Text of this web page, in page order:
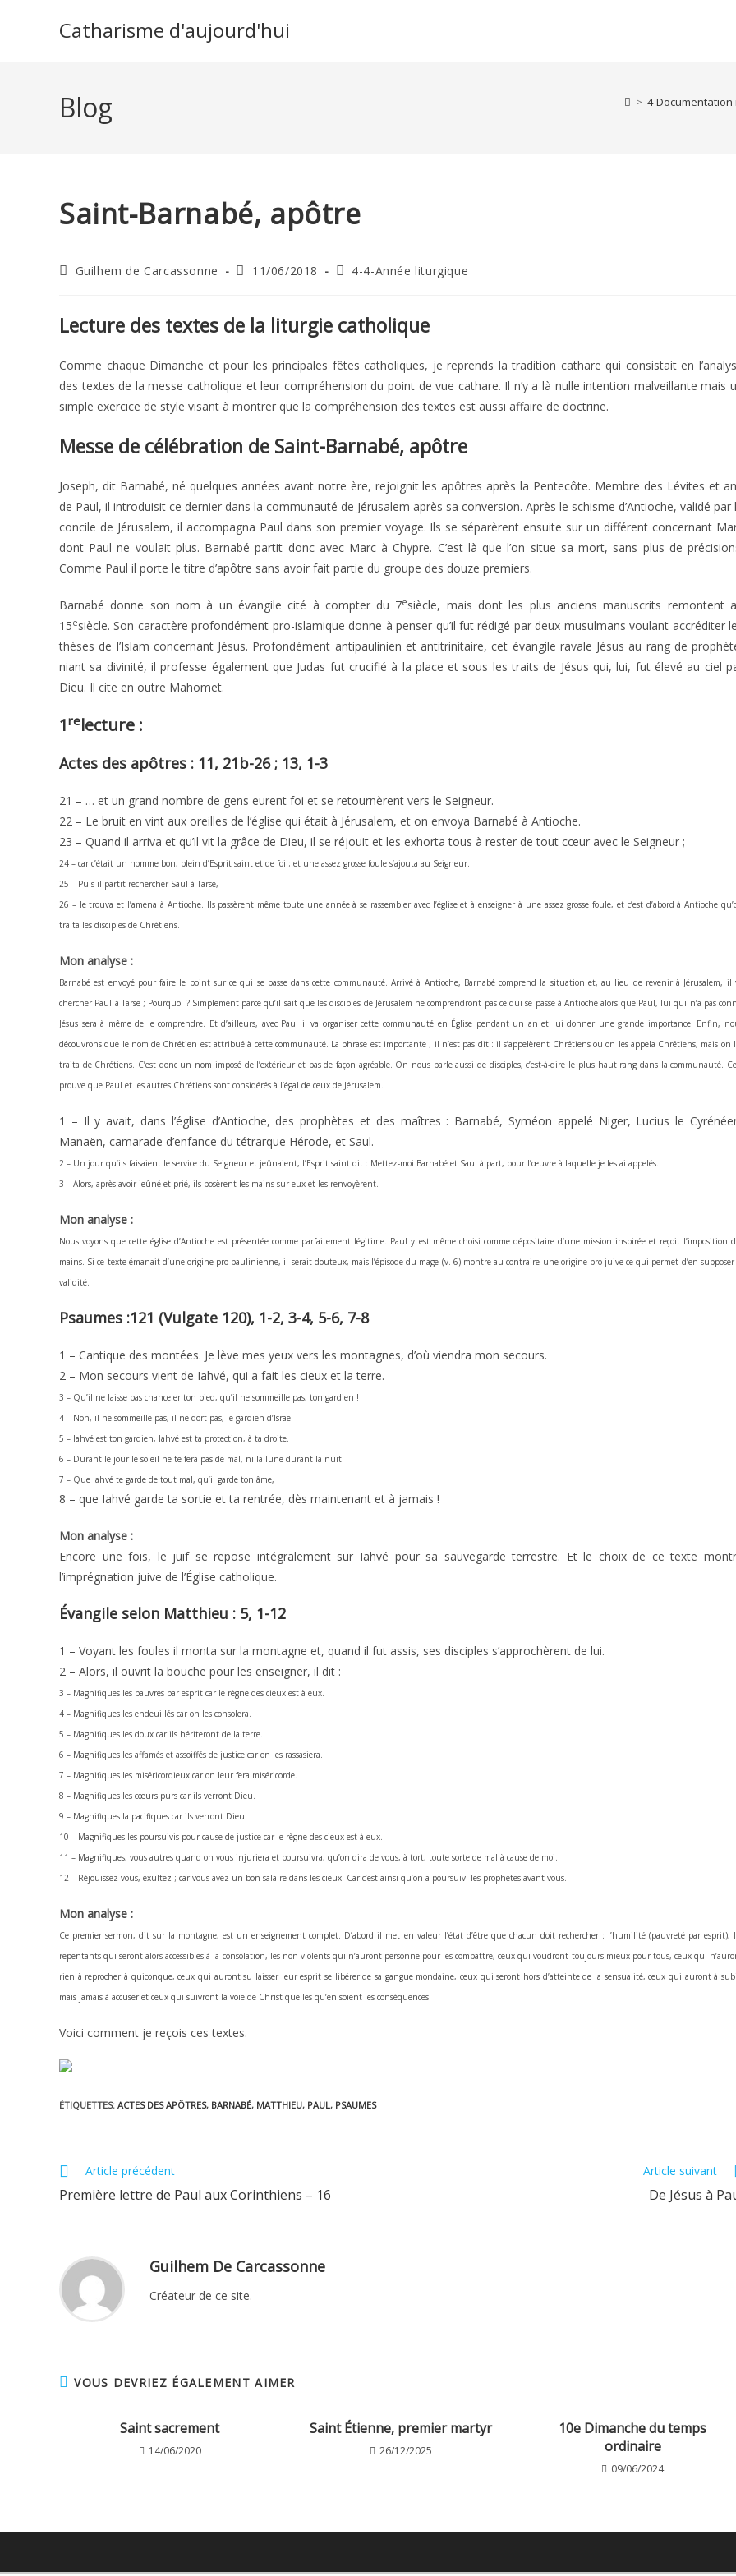
Catharisme d'aujourd'hui
Blog > 4-
Saint-Barnabé, apôtre
Auteur/autrice
publication :
Guilhem de Carcassonne
Publication
11/06/2018
Post4-4-Année liturgique
Lecture des textes de la liturgie catholique
Comme chaque Dimanche et pour les principales fêtes catholiques, je reprends la tradition cathare qui consistait en
des textes de la messe catholique et leur compréhension du point de vue cathare. Il n’y a là nulle intention malveillante mais
simple exercice de style visant à montrer que la compréhension des textes est aussi affaire de doctrine.
Messe de célébration de Saint-Barnabé, apôtre
Joseph, dit Barnabé, né quelques années avant notre ère, rejoignit les apôtres après la Pentecôte. Membre des Lévites et
de Paul, il introduisit ce dernier dans la communauté de Jérusalem après sa conversion. Après le schisme d’Antioche, validé par
concile de Jérusalem, il accompagna Paul dans son premier voyage. Ils se séparèrent ensuite sur un différent concernant
dont Paul ne voulait plus. Barnabé partit donc avec Marc à Chypre. C’est là que l’on situe sa mort, sans plus de
Comme Paul il porte le titre d’apôtre sans avoir fait partie du groupe des douze premiers.
Barnabé donne son nom à un évangile cité à compter du 7esiècle, mais dont les plus anciens manuscrits remontent
15esiècle. Son caractère profondément pro-islamique donne à penser qu’il fut rédigé par deux musulmans voulant accréditer
thèses de l’Islam concernant Jésus. Profondément antipaulinien et antitrinitaire, cet évangile ravale Jésus au rang de
niant sa divinité, il professe également que Judas fut crucifié à la place et sous les traits de Jésus qui, lui, fut élevé au ciel
Dieu. Il cite en outre Mahomet.
1relecture :
Actes des apôtres : 11, 21b-26 ; 13, 1-3
21 – … et un grand nombre de gens eurent foi et se retournèrent vers le Seigneur.
22 – Le bruit en vint aux oreilles de l’église qui était à Jérusalem, et on envoya Barnabé à Antioche.
23 – Quand il arriva et qu’il vit la grâce de Dieu, il se réjouit et les exhorta tous à rester de tout cœur avec le Seigneur ;
24 – car c’était un homme bon, plein d’Esprit saint et de foi ; et une assez grosse foule s’ajouta au Seigneur.
25 – Puis il partit rechercher Saul à Tarse,
26 – le trouva et l’amena à Antioche. Ils passèrent même toute une année à se rassembler avec l’église et à enseigner à une assez grosse foule, et c’est d’abord à Antioche
traita les disciples de Chrétiens.
Mon analyse :
Barnabé est envoyé pour faire le point sur ce qui se passe dans cette communauté. Arrivé à Antioche, Barnabé comprend la situation et, au lieu de revenir à Jérusalem, il
chercher Paul à Tarse ; Pourquoi ? Simplement parce qu’il sait que les disciples de Jérusalem ne comprendront pas ce qui se passe à Antioche alors que Paul, lui qui n’a pas
Jésus sera à même de le comprendre. Et d’ailleurs, avec Paul il va organiser cette communauté en Église pendant un an et lui donner une grande importance. Enfin,
découvrons que le nom de Chrétien est attribué à cette communauté. La phrase est importante ; il n’est pas dit : il s’appelèrent Chrétiens ou on les appela Chrétiens, mais on
traita de Chrétiens. C’est donc un nom imposé de l’extérieur et pas de façon agréable. On nous parle aussi de disciples, c’est-à-dire le plus haut rang dans la communauté.
prouve que Paul et les autres Chrétiens sont considérés à l’égal de ceux de Jérusalem.
1 – Il y avait, dans l’église d’Antioche, des prophètes et des maîtres : Barnabé, Syméon appelé Niger, Lucius le
Manaën, camarade d’enfance du tétrarque Hérode, et Saul.
2 – Un jour qu’ils faisaient le service du Seigneur et jeûnaient, l’Esprit saint dit : Mettez-moi Barnabé et Saul à part, pour l’œuvre à laquelle je les ai appelés.
3 – Alors, après avoir jeûné et prié, ils posèrent les mains sur eux et les renvoyèrent.
Mon analyse :
Nous voyons que cette église d’Antioche est présentée comme parfaitement légitime. Paul y est même choisi comme dépositaire d’une mission inspirée et reçoit l’imposition
mains. Si ce texte émanait d’une origine pro-paulinienne, il serait douteux, mais l’épisode du mage (v. 6) montre au contraire une origine pro-juive ce qui permet d’en supposer
validité.
Psaumes :121 (Vulgate 120), 1-2, 3-4, 5-6, 7-8
1 – Cantique des montées. Je lève mes yeux vers les montagnes, d’où viendra mon secours.
2 – Mon secours vient de Iahvé, qui a fait les cieux et la terre.
3 – Qu’il ne laisse pas chanceler ton pied, qu’il ne sommeille pas, ton gardien !
4 – Non, il ne sommeille pas, il ne dort pas, le gardien d’Israël !
5 – Iahvé est ton gardien, Iahvé est ta protection, à ta droite.
6 – Durant le jour le soleil ne te fera pas de mal, ni la lune durant la nuit.
7 – Que Iahvé te garde de tout mal, qu’il garde ton âme,
8 – que Iahvé garde ta sortie et ta rentrée, dès maintenant et à jamais !
Mon analyse :
Encore une fois, le juif se repose intégralement sur Iahvé pour sa sauvegarde terrestre. Et le choix de ce texte
l’imprégnation juive de l’Église catholique.
Évangile selon Matthieu : 5, 1-12
1 – Voyant les foules il monta sur la montagne et, quand il fut assis, ses disciples s’approchèrent de lui.
2 – Alors, il ouvrit la bouche pour les enseigner, il dit :
3 – Magnifiques les pauvres par esprit car le règne des cieux est à eux.
4 – Magnifiques les endeuillés car on les consolera.
5 – Magnifiques les doux car ils hériteront de la terre.
6 – Magnifiques les affamés et assoiffés de justice car on les rassasiera.
7 – Magnifiques les miséricordieux car on leur fera miséricorde.
8 – Magnifiques les cœurs purs car ils verront Dieu.
9 – Magnifiques la pacifiques car ils verront Dieu.
10 – Magnifiques les poursuivis pour cause de justice car le règne des cieux est à eux.
11 – Magnifiques, vous autres quand on vous injuriera et poursuivra, qu’on dira de vous, à tort, toute sorte de mal à cause de moi.
12 – Réjouissez-vous, exultez ; car vous avez un bon salaire dans les cieux. Car c’est ainsi qu’on a poursuivi les prophètes avant vous.
Mon analyse :
Ce premier sermon, dit sur la montagne, est un enseignement complet. D’abord il met en valeur l’état d’être que chacun doit rechercher : l’humilité (pauvreté par esprit),
repentants qui seront alors accessibles à la consolation, les non-violents qui n’auront personne pour les combattre, ceux qui voudront toujours mieux pour tous, ceux qui
rien à reprocher à quiconque, ceux qui auront su laisser leur esprit se libérer de sa gangue mondaine, ceux qui seront hors d’atteinte de la sensualité, ceux qui auront à
mais jamais à accuser et ceux qui suivront la voie de Christ quelles qu’en soient les conséquences.
Voici comment je reçois ces textes.
ÉTIQUETTES: ACTES DES APÔTRES, BARNABÉ, MATTHIEU, PAUL, PSAUMES
Read
articles
Article précédent
Première lettre de Paul aux Corinthiens – 16
Article suivant
De Jésus à
Guilhem De Carcassonne
Créateur de ce site.
VOUS DEVRIEZ ÉGALEMENT AIMER
Saint sacrement
14/06/2020
Saint Étienne, premier martyr
26/12/2025
10e Dimanche du temps
ordinaire
09/06/2024